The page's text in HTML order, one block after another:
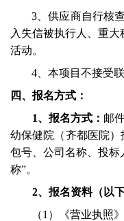
3 、供应商自行核
入失信被执行人、重
活动。
4 、本项目不接受
四、报名方式：
1、报名方式： 邮
幼保健院（齐都医院）
包号、公司名称、投
称”。
2、报名资料（以
（1 ）《营业执照